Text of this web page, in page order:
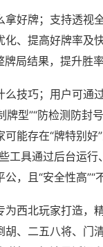
拿好牌；支持透视
、提高好牌率及
局结果，提升胜率
么技巧；用户可通
牌型”“防检测防封
可能存在“牌特别好
工具通过后台运行
，且“安全性高”“
为西北玩家打造，
胡、二五八将、门